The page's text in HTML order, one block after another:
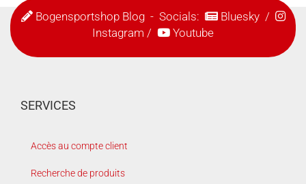
Bogensportshop Blog- Socials: Bluesky/
Instagram / Youtube
SERVICES
Accès au compte client
Recherche de produits